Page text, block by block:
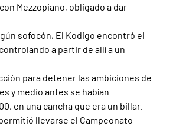
Mezzopiano, obligado a dar
sofocón, El Kodigo encontró el
a partir de allí a un
para detener las ambiciones de
y medio antes se habían
en una cancha que era un billar.
llevarse el Campeonato